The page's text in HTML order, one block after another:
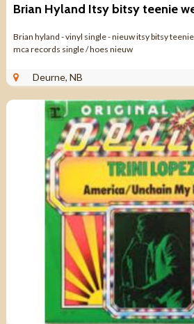
Brian hyland - vinyl single - nieuw itsy bitsy
mca records single / hoes nieuw
Deurne, NB